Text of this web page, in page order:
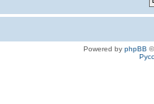
Powered by phpBB